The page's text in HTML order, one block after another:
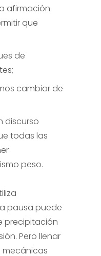
afirmación
que
de
cambiar de
discurso
todas las
peso.
pausa puede
precipitación
Pero llenar
mecánicas